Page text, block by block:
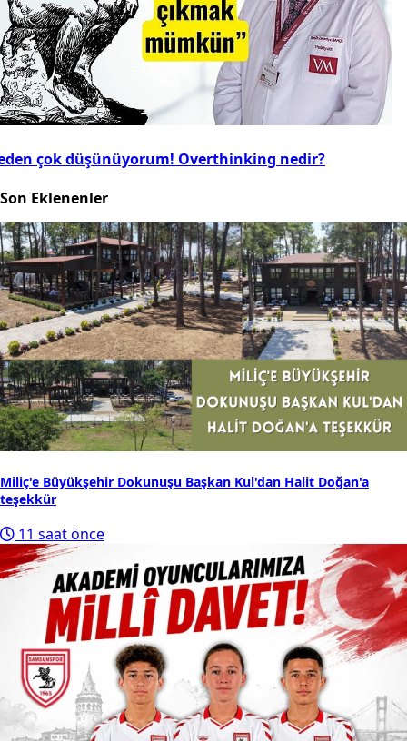
çok düşünüyorum! Overthinking nedir?
Son Eklenenler
Miliç'e Büyükşehir Dokunuşu Başkan Kul'dan Halit Doğan'a
teşekkür
11 saat önce